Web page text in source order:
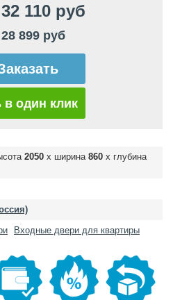
110 руб
899 руб
в один клик
2050 х ширина 860 х глубина
Входные двери для квартиры